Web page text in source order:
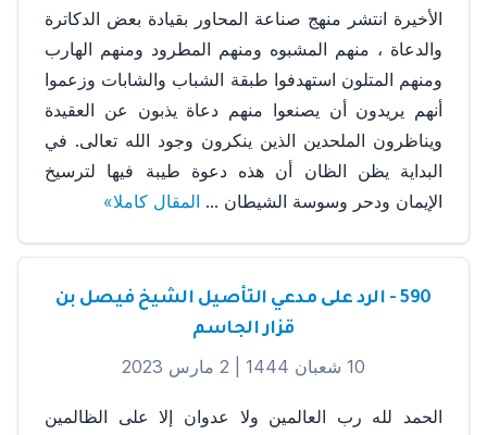
الأخيرة انتشر منهج صناعة المحاور بقيادة بعض الدكاترة
والدعاة ، منهم المشبوه ومنهم المطرود ومنهم الهارب
ومنهم المتلون استهدفوا طبقة الشباب والشابات وزعموا
أنهم يريدون أن يصنعوا منهم دعاة يذبون عن العقيدة
ويناظرون الملحدين الذين ينكرون وجود الله تعالى. في
البداية يظن الظان أن هذه دعوة طيبة فيها لترسيخ
الإيمان ودحر وسوسة الشيطان ... المقال كاملا»
590 - ‎الرد على مدعي التأصيل الشيخ فيصل بن
قزار الجاسم
10 شعبان 1444 | 2 مارس 2023
‎الحمد لله رب العالمين ولا عدوان إلا على الظالمين